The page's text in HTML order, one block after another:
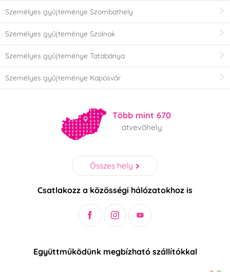
Személyes gyűjteménye Szombathely
Személyes gyűjteménye Szolnok
Személyes gyűjteménye Tatabánya
Személyes gyűjteménye Kaposvár
Több mint 670
átvevőhely
Összes hely
Csatlakozz a közösségi hálózatokhoz is
Együttműködünk megbízható szállítókkal